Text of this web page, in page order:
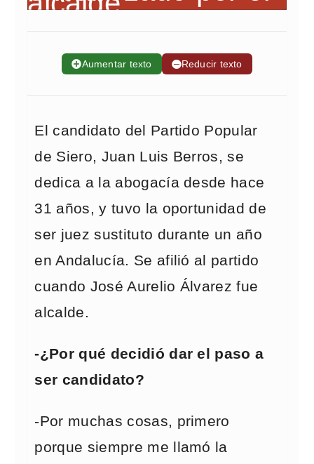
➕Aumentar texto ➖Reducir texto
El candidato del Partido Popular
de Siero, Juan Luis Berros, se
dedica a la abogacía desde hace
31 años, y tuvo la oportunidad de
ser juez sustituto durante un año
en Andalucía. Se afilió al partido
cuando José Aurelio Álvarez fue
alcalde.
-¿Por qué decidió dar el paso a
ser candidato?
-Por muchas cosas, primero
porque siempre me llamó la